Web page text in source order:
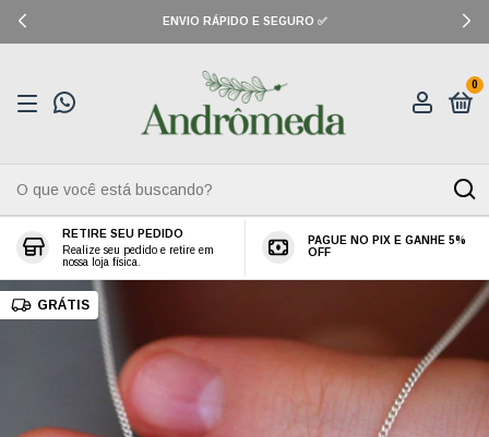
ENVIO RÁPIDO E SEGURO ✅
0
RETIRE SEU PEDIDO
Realize seu pedido e retire em
nossa loja física.
PAGUE NO PIX E GANHE 5%
OFF
GRÁTIS